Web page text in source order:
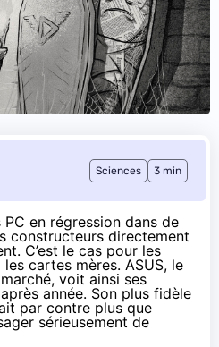
Sciences 3 min
PC en régression dans de
constructeurs directement
C’est le cas pour les
cartes mères. ASUS, le
voit ainsi ses
année. Son plus fidèle
par contre plus que
sérieusement de